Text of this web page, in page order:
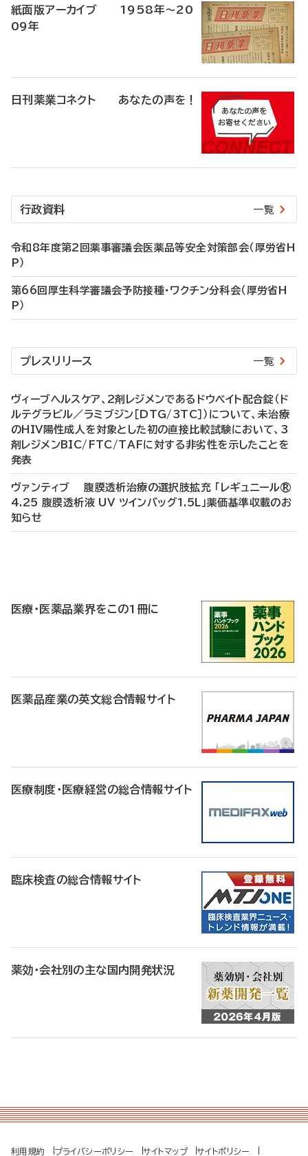
紙面版アーカイブ 1958年～20
09年
日刊薬業コネクト あなたの声を！
行政資料 一覧
令和8年度第2回薬事審議会医薬品等安全対策部会（厚労省H
P）
第66回厚生科学審議会予防接種・ワクチン分科会（厚労省H
P）
プレスリリース 一覧
ヴィーブヘルスケア、2剤レジメンであるドウベイト配合錠（ド
ルテグラビル／ラミブジン［DTG/3TC］）について、未治療
のHIV陽性成人を対象とした初の直接比較試験において、3
剤レジメンBIC/FTC/TAFに対する非劣性を示したことを
発表
ヴァンティブ 腹膜透析治療の選択肢拡充 「レギュニール®
4.25 腹膜透析液 UV ツインバッグ1.5L」薬価基準収載のお
知らせ
医療・医薬品業界をこの1冊に
医薬品産業の英文総合情報サイト
医療制度・医療経営の総合情報サイト
臨床検査の総合情報サイト
薬効・会社別の主な国内開発状況
利用規約 プライバシーポリシー サイトマップ サイトポリシー